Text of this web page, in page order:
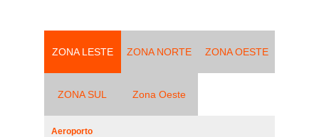
ZONA LESTE ZONA NORTE ZONA OESTE
ZONA SUL Zona Oeste
Aeroporto